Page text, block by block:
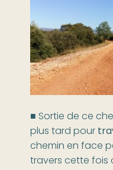
■ Sortie de ce
plus tard pour
chemin en face
travers cette fois